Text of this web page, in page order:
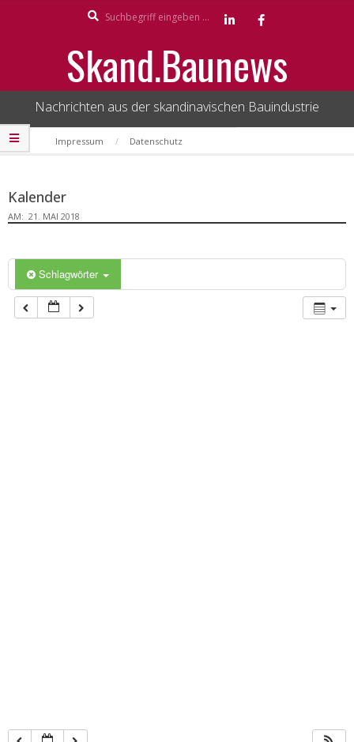
Skand.Baunews
Nachrichten aus der skandinavischen Bauindustrie
Secondary
Navigation
Impressum Datenschutz
Kalender
AM: 21. MAI 2018
Schlagwörter